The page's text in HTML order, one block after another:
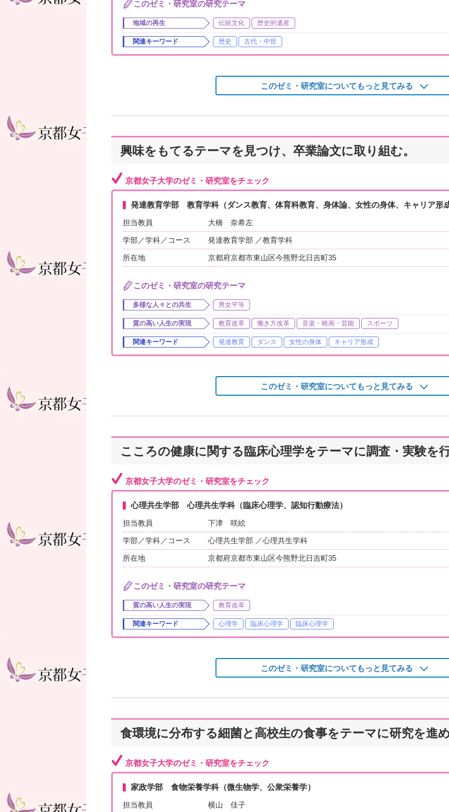
このゼミ・研究室の研究テーマ
地域の再生 伝統文化 歴史的遺産
関連キーワード 歴史 古代・中世
このゼミ・研究室についてもっと見てみる
興味をもてるテーマを見つけ、卒業論文に取り組む。
京都女子大学のゼミ・研究室をチェック
発達教育学部 教育学科（ダンス教育、体育科教育、身体論、女性の身体、キャリア形
担当教員 大橋 奈希左
学部／学科／コース 発達教育学部 ／教育学科
所在地 京都府京都市東山区今熊野北日吉町35
このゼミ・研究室の研究テーマ
多様な人々との共生 男女平等
質の高い人生の実現 教育改革 働き方改革 音楽・映画・芸能 スポーツ
関連キーワード 発達教育 ダンス 女性の身体 キャリア形成
このゼミ・研究室についてもっと見てみる
こころの健康に関する臨床心理学をテーマに調査・実験を
京都女子大学のゼミ・研究室をチェック
心理共生学部 心理共生学科（臨床心理学、認知行動療法）
担当教員 下津 咲絵
学部／学科／コース 心理共生学部 ／心理共生学科
所在地 京都府京都市東山区今熊野北日吉町35
このゼミ・研究室の研究テーマ
質の高い人生の実現 教育改革
関連キーワード 心理学 臨床心理学 臨床心理学
このゼミ・研究室についてもっと見てみる
食環境に分布する細菌と高校生の食事をテーマに研究を進
京都女子大学のゼミ・研究室をチェック
家政学部 食物栄養学科（微生物学、公衆栄養学）
担当教員 横山 佳子